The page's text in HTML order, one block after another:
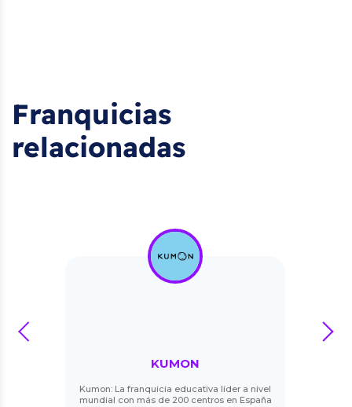
Franquicias
relacionadas
KUMON
Kumon: La franquicia educativa líder a nivel
mundial con más de 200 centros en España
prev next